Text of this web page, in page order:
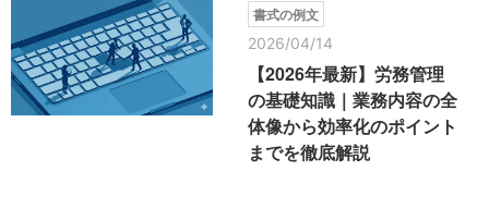
書式の例文
2026/04/14
【2026年最新】労務管理
の基礎知識｜業務内容の全
体像から効率化のポイント
までを徹底解説